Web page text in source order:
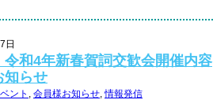
日
令和4年新春賀詞交歓会開催内容
知らせ
ント , 会員様お知らせ,情報発信